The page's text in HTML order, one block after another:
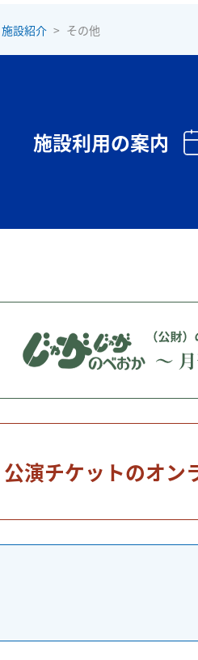
施設紹介 その他
施設利用の案内
公演チケットのオン